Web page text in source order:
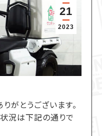
21
2023
がとうございます。
況は下記の通りで